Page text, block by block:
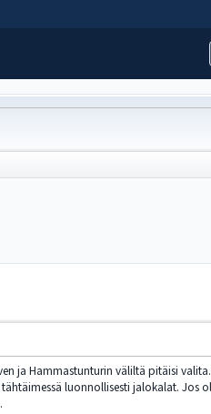
ja Hammastunturin väliltä pitäisi
luonnollisesti jalokalat. Jos